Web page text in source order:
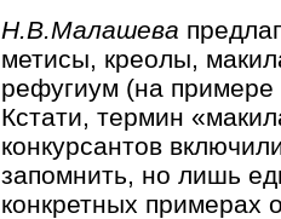
Н.В.Малашева
метисы, креолы,
рефугиум (на
Кстати, термин
конкурсантов
запомнить, но лишь
конкретных примерах